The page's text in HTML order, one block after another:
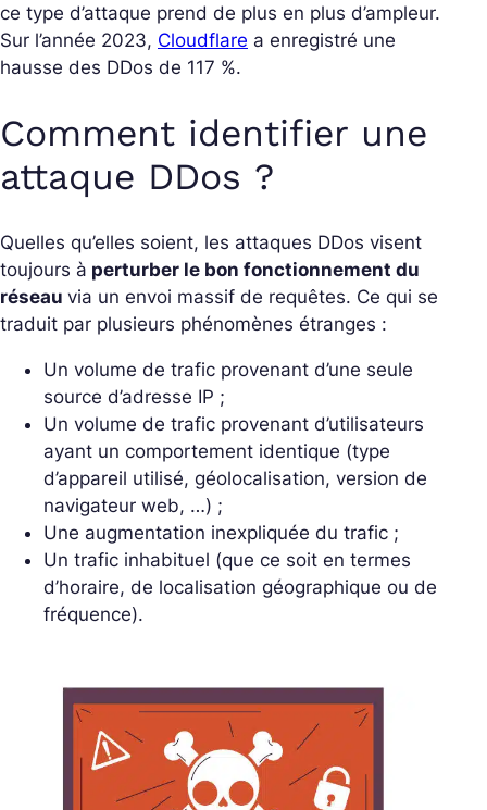
ce type d’attaque prend de plus en plus d’ampleur.
Sur l’année 2023, Cloudflare a enregistré une
hausse des DDos de 117 %.
Comment identifier une
attaque DDos ?
Quelles qu’elles soient, les attaques DDos visent
toujours à perturber le bon fonctionnement du
réseau via un envoi massif de requêtes. Ce qui se
traduit par plusieurs phénomènes étranges :
Un volume de trafic provenant d’une seule
source d’adresse IP ;
Un volume de trafic provenant d’utilisateurs
ayant un comportement identique (type
d’appareil utilisé, géolocalisation, version de
navigateur web, …) ;
Une augmentation inexpliquée du trafic ;
Un trafic inhabituel (que ce soit en termes
d’horaire, de localisation géographique ou de
fréquence).